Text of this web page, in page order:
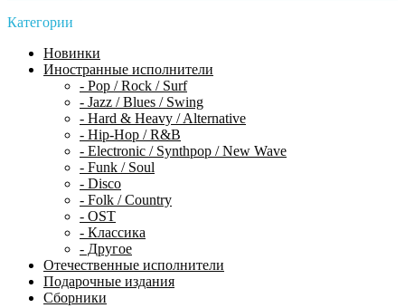
Категории
Новинки
Иностранные исполнители
- Pop / Rock / Surf
- Jazz / Blues / Swing
- Hard & Heavy / Alternative
- Hip-Hop / R&B
- Electronic / Synthpop / New Wave
- Funk / Soul
- Disco
- Folk / Country
- OST
- Классика
- Другое
Отечественные исполнители
Подарочные издания
Сборники